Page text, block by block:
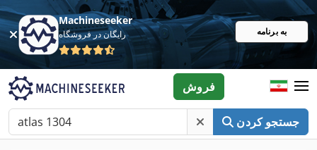
Machineseeker
رایگان در فروشگاه به برنامه
جستجو کردن
فروش